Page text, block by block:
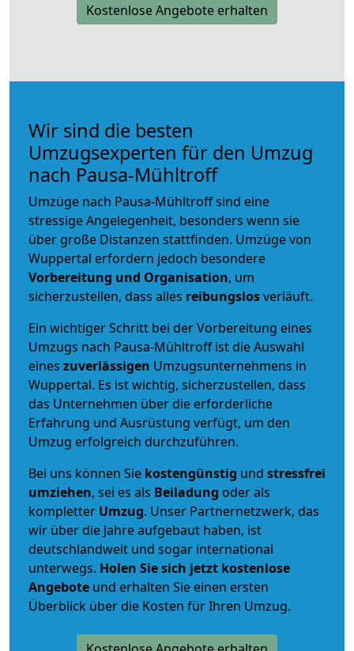
Kostenlose Angebote erhalten
Wir sind die besten
Umzugsexperten für den Umzug
nach Pausa-Mühltroff
Umzüge nach Pausa-Mühltroff sind eine
stressige Angelegenheit, besonders wenn sie
über große Distanzen stattfinden. Umzüge von
Wuppertal erfordern jedoch besondere
Vorbereitung und Organisation, um
sicherzustellen, dass alles reibungslosverläuft.
Ein wichtiger Schritt bei der Vorbereitung eines
Umzugs nach Pausa-Mühltroff ist die Auswahl
eines zuverlässigen Umzugsunternehmens in
Wuppertal. Es ist wichtig, sicherzustellen, dass
das Unternehmen über die erforderliche
Erfahrung und Ausrüstung verfügt, um den
Umzug erfolgreich durchzuführen.
Bei uns können Sie kostengünstig und stressfrei
umziehen, sei es als Beiladung oder als
kompletter Umzug. Unser Partnernetzwerk, das
wir über die Jahre aufgebaut haben, ist
deutschlandweit und sogar international
unterwegs. Holen Sie sich jetzt kostenlose
Angebote und erhalten Sie einen ersten
Überblick über die Kosten für Ihren Umzug.